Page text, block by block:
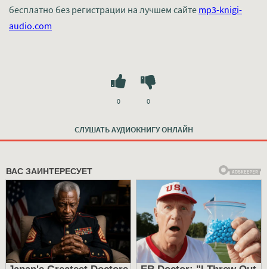
бесплатно без регистрации на лучшем сайте mp3-knigi-
audio.com
СЛУШАТЬ АУДИОКНИГУ ОНЛАЙН
0 0